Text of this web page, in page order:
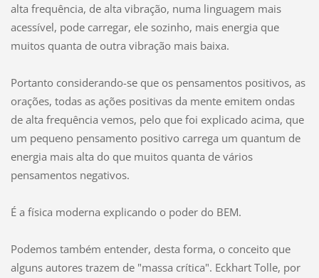
alta frequência, de alta vibração, numa linguagem mais
acessível, pode carregar, ele sozinho, mais energia que
muitos quanta de outra vibração mais baixa.
Portanto considerando-se que os pensamentos positivos, as
orações, todas as ações positivas da mente emitem ondas
de alta frequência vemos, pelo que foi explicado acima, que
um pequeno pensamento positivo carrega um quantum de
energia mais alta do que muitos quanta de vários
pensamentos negativos.
É a física moderna explicando o poder do BEM.
Podemos também entender, desta forma, o conceito que
alguns autores trazem de "massa crítica". Eckhart Tolle, por